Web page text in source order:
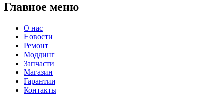
Главное меню
О нас
Новости
Ремонт
Моддинг
Запчасти
Магазин
Гарантии
Контакты